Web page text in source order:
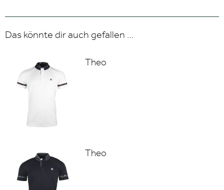
Das könnte dir auch gefallen …
Theo
Theo